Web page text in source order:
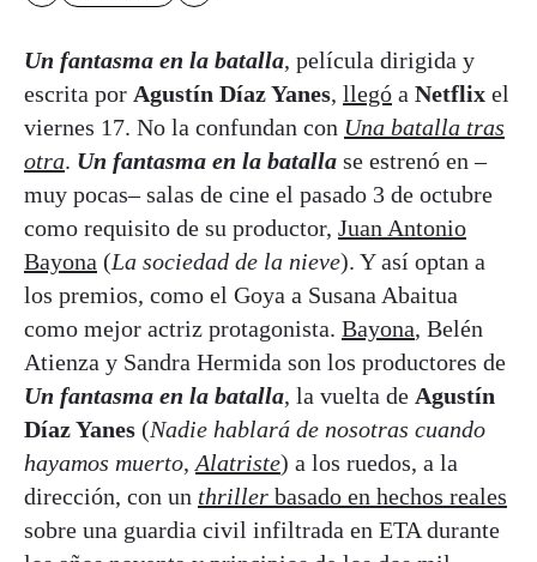
Un fantasma en la batalla, película dirigida y
escrita por Agustín Díaz Yanes, llegó a Netflix el
viernes 17. No la confundan con Una batalla tras
otra. Un fantasma en la batalla se estrenó en –
muy pocas– salas de cine el pasado 3 de octubre
como requisito de su productor, Juan Antonio
Bayona (La sociedad de la nieve). Y así optan a
los premios, como el Goya a Susana Abaitua
como mejor actriz protagonista. Bayona, Belén
Atienza y Sandra Hermida son los productores de
Un fantasma en la batalla, la vuelta de Agustín
Díaz Yanes (Nadie hablará de nosotras cuando
hayamos muerto, Alatriste) a los ruedos, a la
dirección, con un thriller basado en hechos reales
sobre una guardia civil infiltrada en ETA durante